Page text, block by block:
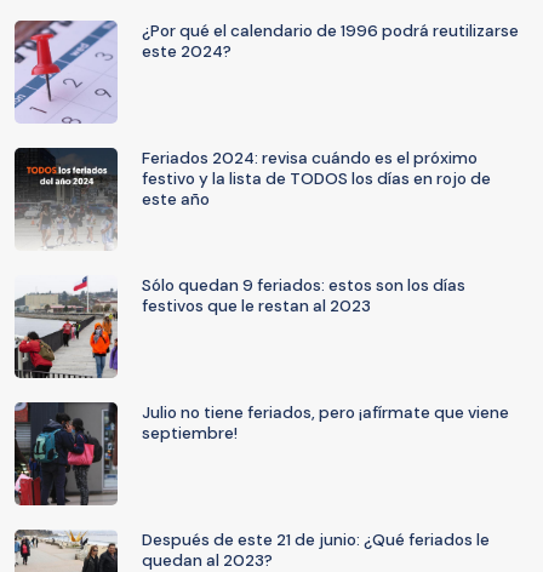
¿Por qué el calendario de 1996 podrá reutilizarse
este 2024?
Feriados 2024: revisa cuándo es el próximo
festivo y la lista de TODOS los días en rojo de
este año
Sólo quedan 9 feriados: estos son los días
festivos que le restan al 2023
Julio no tiene feriados, pero ¡afírmate que viene
septiembre!
Después de este 21 de junio: ¿Qué feriados le
quedan al 2023?